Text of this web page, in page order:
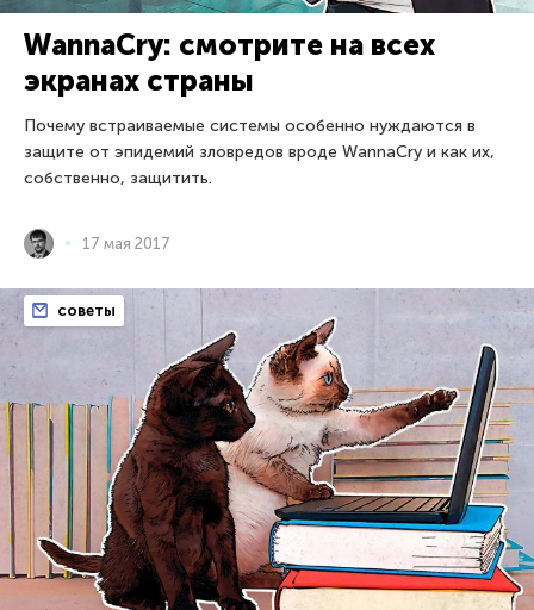
WannaCry: смотрите на всех
экранах страны
Почему встраиваемые системы особенно нуждаются в
защите от эпидемий зловредов вроде WannaCry и как их,
собственно, защитить.
17 мая 2017
советы